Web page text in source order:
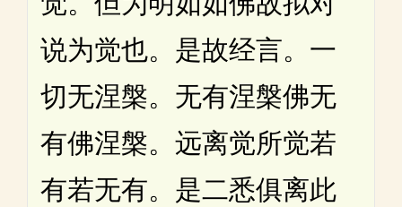
说为觉也。是故经言。一
切无涅槃。无有涅槃佛无
有佛涅槃。远离觉所觉若
有若无有。是二悉俱离此